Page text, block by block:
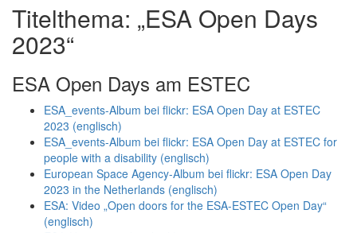
Titelthema: „ESA Open Days
2023“
ESA Open Days am ESTEC
ESA_events-Album bei flickr: ESA Open Day at ESTEC
2023 (englisch)
ESA_events-Album bei flickr: ESA Open Day at ESTEC for
people with a disability (englisch)
European Space Agency-Album bei flickr: ESA Open Day
2023 in the Netherlands (englisch)
ESA: Video „Open doors for the ESA-ESTEC Open Day“
(englisch)